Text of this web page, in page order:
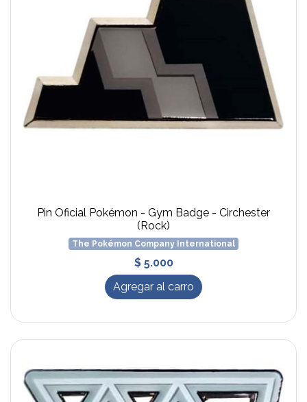
Pin Oficial Pokémon - Gym Badge - Circhester
(Rock)
The Pokémon Company International
$ 5.000
Agregar al carro